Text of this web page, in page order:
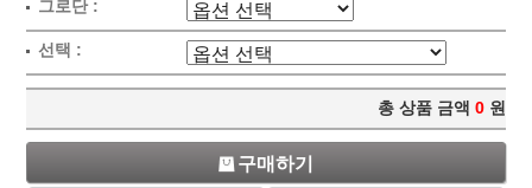
그로단 :
선택 :
총 상품 금액 0 원
구매하기